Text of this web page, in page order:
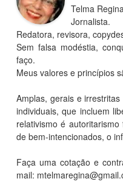
Telma
Jornalista.
Redatora, revisora,
Sem falsa modéstia,
faço.
Meus valores e princípios
Amplas, gerais e
individuais, que incluem
relativismo é
de bem-intencionados, o
Faça uma cotação e
mail: